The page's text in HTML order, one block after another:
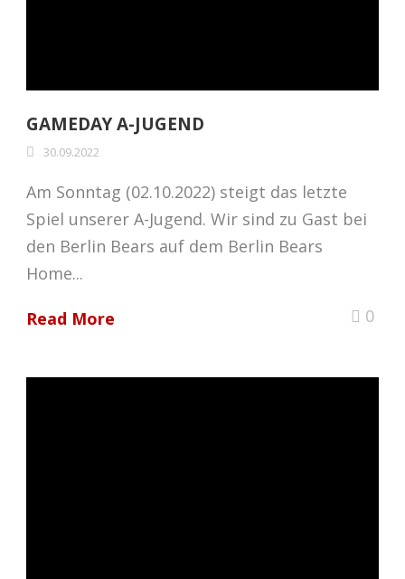
GAMEDAY A-JUGEND
30.09.2022
Am Sonntag (02.10.2022) steigt das letzte
Spiel unserer A-Jugend. Wir sind zu Gast bei
den Berlin Bears auf dem Berlin Bears
Home...
Read More 0